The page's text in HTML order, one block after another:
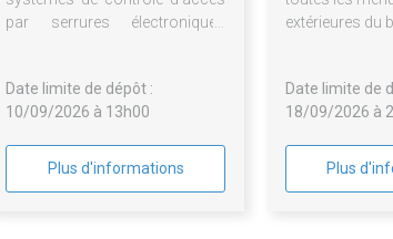
par serrures électroniques
Date limite de dépôt :
10/09/2026 à 13h00
Plus d'informations
extérieures du
Date limite de
18/09/2026 à
Plus